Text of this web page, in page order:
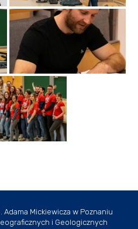
Adama Mickiewicza w Poznaniu
i Geologicznych